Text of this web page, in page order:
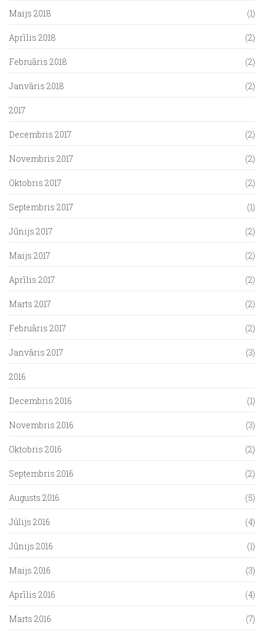
Maijs 2018 (1)
Aprīlis 2018 (2)
Februāris 2018 (2)
Janvāris 2018 (2)
2017
Decembris 2017 (2)
Novembris 2017 (2)
Oktobris 2017 (2)
Septembris 2017 (1)
Jūnijs 2017 (2)
Maijs 2017 (2)
Aprīlis 2017 (2)
Marts 2017 (2)
Februāris 2017 (2)
Janvāris 2017 (3)
2016
Decembris 2016 (1)
Novembris 2016 (3)
Oktobris 2016 (2)
Septembris 2016 (2)
Augusts 2016 (5)
Jūlijs 2016 (4)
Jūnijs 2016 (1)
Maijs 2016 (3)
Aprīlis 2016 (4)
Marts 2016 (7)